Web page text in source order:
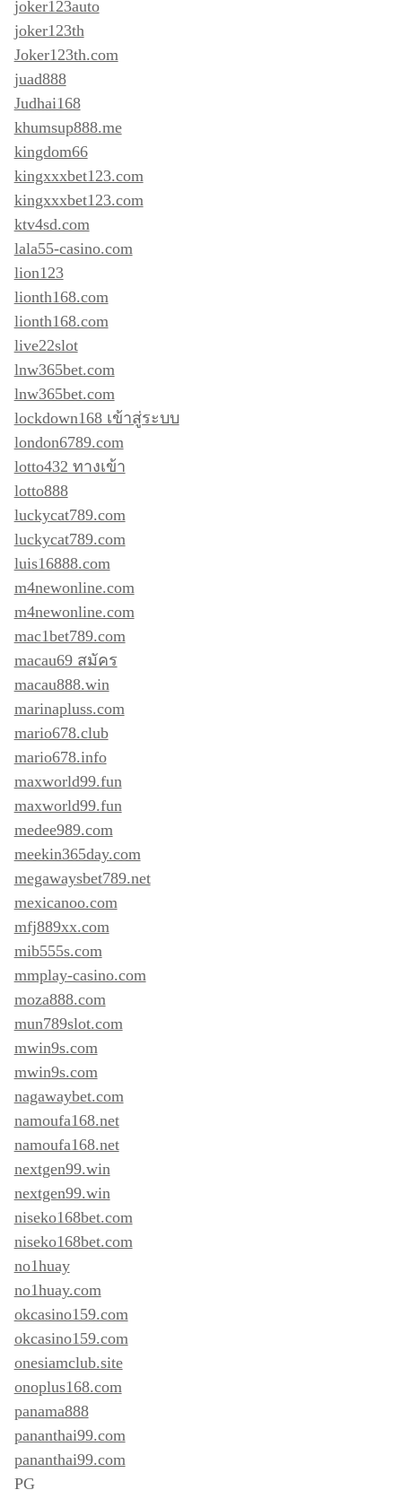
joker123auto
joker123th
Joker123th.com
juad888
Judhai168
khumsup888.me
kingdom66
kingxxxbet123.com
kingxxxbet123.com
ktv4sd.com
lala55-casino.com
lion123
lionth168.com
lionth168.com
live22slot
lnw365bet.com
lnw365bet.com
lockdown168 เข้าสู่ระบบ
london6789.com
lotto432 ทางเข้า
lotto888
luckycat789.com
luckycat789.com
luis16888.com
m4newonline.com
m4newonline.com
mac1bet789.com
macau69 สมัคร
macau888.win
marinapluss.com
mario678.club
mario678.info
maxworld99.fun
maxworld99.fun
medee989.com
meekin365day.com
megawaysbet789.net
mexicanoo.com
mfj889xx.com
mib555s.com
mmplay-casino.com
moza888.com
mun789slot.com
mwin9s.com
mwin9s.com
nagawaybet.com
namoufa168.net
namoufa168.net
nextgen99.win
nextgen99.win
niseko168bet.com
niseko168bet.com
no1huay
no1huay.com
okcasino159.com
okcasino159.com
onesiamclub.site
onoplus168.com
panama888
pananthai99.com
pananthai99.com
PG